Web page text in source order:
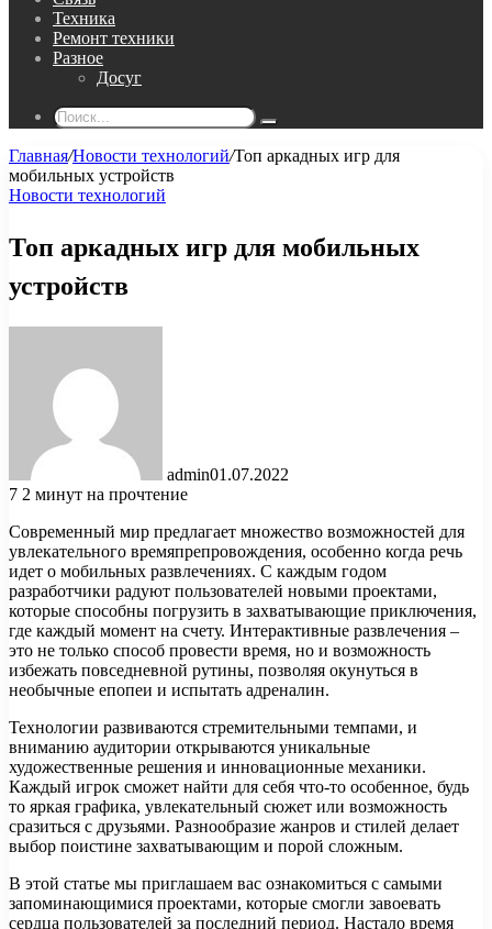
Техника
Ремонт техники
Разное
Досуг
Поиск...
Главная/Новости технологий/Топ аркадных игр для
мобильных устройств
Новости технологий
Топ аркадных игр для мобильных
устройств
admin01.07.2022
7 2 минут на прочтение
Современный мир предлагает множество возможностей для
увлекательного времяпрепровождения, особенно когда речь
идет о мобильных развлечениях. С каждым годом
разработчики радуют пользователей новыми проектами,
которые способны погрузить в захватывающие приключения,
где каждый момент на счету. Интерактивные развлечения –
это не только способ провести время, но и возможность
избежать повседневной рутины, позволяя окунуться в
необычные епопеи и испытать адреналин.
Технологии развиваются стремительными темпами, и
вниманию аудитории открываются уникальные
художественные решения и инновационные механики.
Каждый игрок сможет найти для себя что-то особенное, будь
то яркая графика, увлекательный сюжет или возможность
сразиться с друзьями. Разнообразие жанров и стилей делает
выбор поистине захватывающим и порой сложным.
В этой статье мы приглашаем вас ознакомиться с самыми
запоминающимися проектами, которые смогли завоевать
сердца пользователей за последний период. Настало время